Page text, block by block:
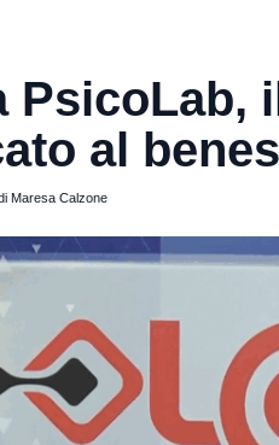
PsicoLab,
al
Maresa Calzone